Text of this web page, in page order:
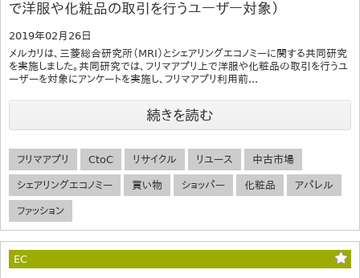
で洋服や化粧品の取引を行うユーザー対象）
2019年02月26日
メルカリは、三菱総合研究所（MRI）とシェアリングエコノミーに関する共同研究
を実施しました。共同研究では、フリマアプリ上で洋服や化粧品の取引を行うユ
ーザーを対象にアンケートを実施し、フリマアプリ利用前...
続きを読む
フリマアプリ CtoC リサイクル リユース 中古市場
シェアリングエコノミー 買い物 ショッパー 化粧品 アパレル
ファッション
EC